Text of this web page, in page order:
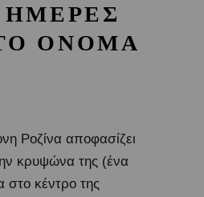
ΗΜΕΡΕΣ
ΟΝΟΜΑ
Ροζίνα αποφασίζει
κρυψώνα της (ένα
στο κέντρο της